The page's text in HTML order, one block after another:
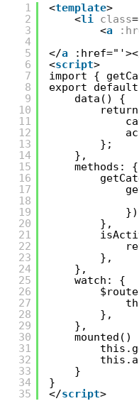
1
2
3
4
5
6
7
8
9
10
11
12
13
14
15
16
17
18
19
20
21
22
23
24
25
26
27
28
29
30
31
32
33
34
35
<template>
<li class=
<a
</a
<script>
import {
export
data() {
};
},
methods: {
},
},
},
watch: {
},
},
mounted()
}
}
</script>